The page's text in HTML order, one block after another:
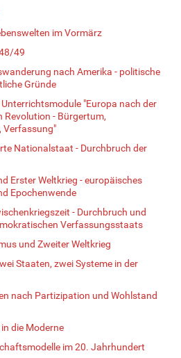
im Vormärz
49
nach Amerika - politische
Gründe
"Europa nach der
Revolution - Bürgertum,
Verfassung"
Nationalstaat - Durchbruch der
Erster Weltkrieg - europäisches
Epochenwende
- Durchbruch und
Verfassungsstaats
und Zweiter Weltkrieg
Staaten, zwei Systeme in der
nach Partizipation und Wohlstand
die Moderne
im 20. Jahrhundert